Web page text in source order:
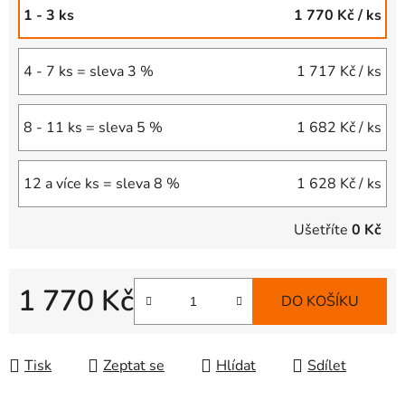
1 - 3 ks 1 770 Kč/ ks
4 - 7 ks = sleva 3 % 1 717 Kč/ ks
8 - 11 ks = sleva 5 % 1 682 Kč/ ks
12 a více ks = sleva 8 % 1 628 Kč/ ks
Ušetříte 0 Kč
1 770 Kč DO KOŠÍKU
Tisk Zeptat se Hlídat Sdílet